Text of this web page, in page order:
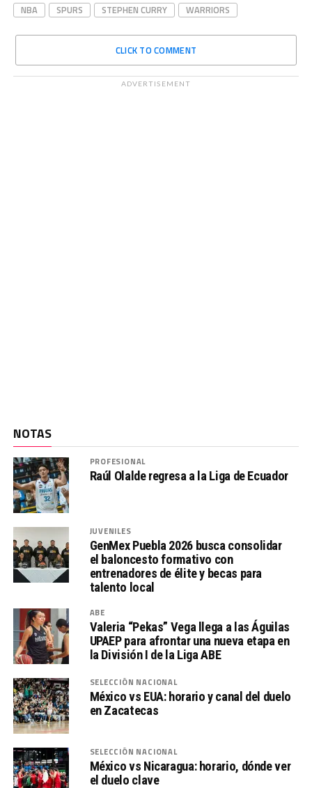
NBA
SPURS STEPHEN CURRY WARRIORS
CLICK TO COMMENT
ADVERTISEMENT
NOTAS
PROFESIONAL
Raúl Olalde regresa a la Liga de Ecuador
JUVENILES
GenMex Puebla 2026 busca consolidar
el baloncesto formativo con
entrenadores de élite y becas para
talento local
ABE
Valeria “Pekas” Vega llega a las Águilas
UPAEP para afrontar una nueva etapa en
la División I de la Liga ABE
SELECCIÓN NACIONAL
México vs EUA: horario y canal del duelo
en Zacatecas
SELECCIÓN NACIONAL
México vs Nicaragua: horario, dónde ver
el duelo clave